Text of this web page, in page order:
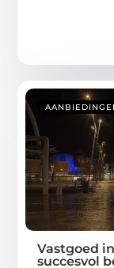
Vastgoed
succesvol